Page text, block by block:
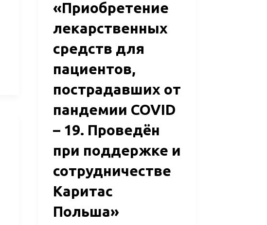
«Приобретение
лекарственных
средств для
пациентов,
пострадавших от
пандемии COVID
– 19. Проведён
при поддержке и
сотрудничестве
Каритас
Польша»
лекарственных
средств
для
пациентов,
пострадавших
пандемии
COVID
–
19.
при
поддержке